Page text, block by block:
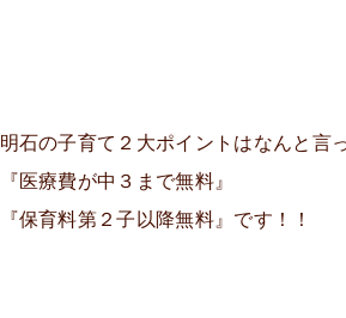
明石の子育て２大ポイントはなんと言
『医療費が中３まで無料』
『保育料第２子以降無料』です！！